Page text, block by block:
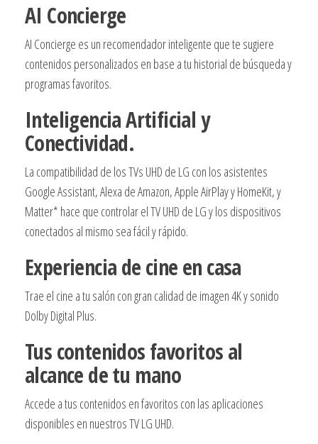
AI Concierge
AI Concierge es un recomendador inteligente que te sugiere
contenidos personalizados en base a tu historial de búsqueda y
programas favoritos.
Inteligencia Artificial y
Conectividad.
La compatibilidad de los TVs UHD de LG con los asistentes
Google Assistant, Alexa de Amazon, Apple AirPlay y HomeKit, y
Matter* hace que controlar el TV UHD de LG y los dispositivos
conectados al mismo sea fácil y rápido.
Experiencia de cine en casa
Trae el cine a tu salón con gran calidad de imagen 4K y sonido
Dolby Digital Plus.
Tus contenidos favoritos al
alcance de tu mano
Accede a tus contenidos en favoritos con las aplicaciones
disponibles en nuestros TV LG UHD.